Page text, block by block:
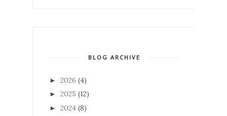
BLOG ARCHIVE
► 2026 (4)
► 2025 (12)
► 2024 (8)